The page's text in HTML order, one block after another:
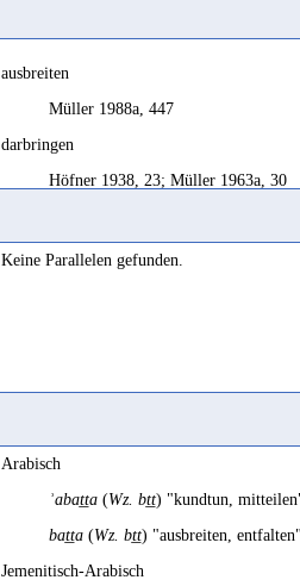
ausbreiten
Müller 1988a, 447
darbringen
Höfner 1938, 23; Müller 1963a, 30
Bron 1989, 125; Robin 2020, 80
Beeston 1948, 195
Biella 1982, 38
Jamme 1956c, 104
presentoffering to deity
Keine Parallelen gefunden.
Arabisch
ʾabaṯṯa (Wz. bṯṯ) "kundtun,
baṯṯa (Wz. bṯṯ) "ausbreiten,
Jemenitisch-Arabisch